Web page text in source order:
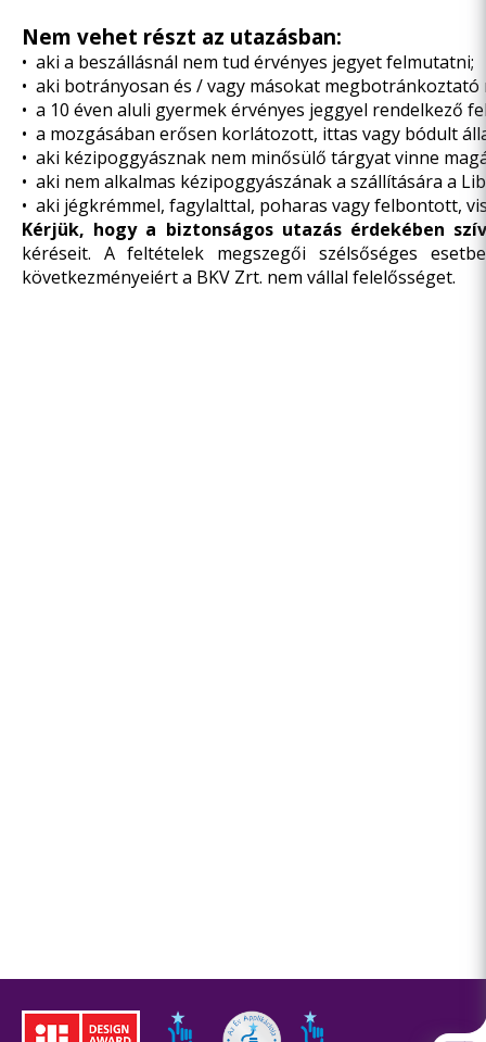
Nem vehet részt az utazásban:
• aki a beszállásnál nem tud érvényes jegyet felmutatni;
• aki botrányosan és / vagy másokat megbotránkoztató
• a 10 éven aluli gyermek érvényes jeggyel rendelkező
• a mozgásában erősen korlátozott, ittas vagy bódult
• aki kézipoggyásznak nem minősülő tárgyat vinne
• aki nem alkalmas kézipoggyászának a szállítására a
• aki jégkrémmel, fagylalttal, poharas vagy felbontott,
Kérjük, hogy a biztonságos utazás érdekében
kéréseit. A feltételek megszegői szélsőséges
következményeiért a BKV Zrt. nem vállal felelősséget.